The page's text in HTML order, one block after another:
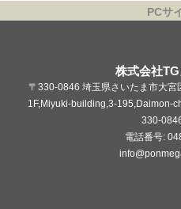
PCサ
株式会社
〒330-0846 埼玉県さいたま市大
1F,Miyuki-building,3-195,Daimon-
330-
電話番号: